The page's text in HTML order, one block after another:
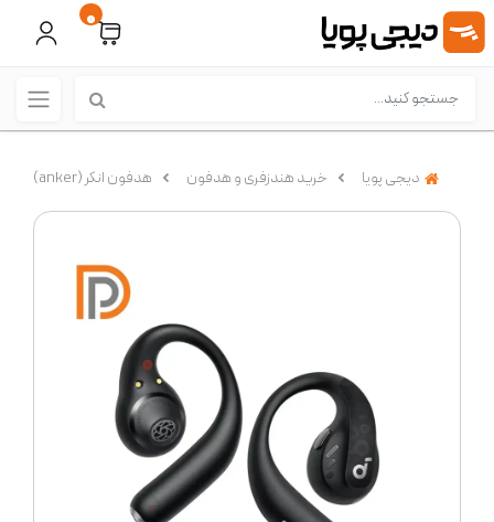
0
دیجی پویا خرید هندزفری و هدفون هدفون انکر (anker)